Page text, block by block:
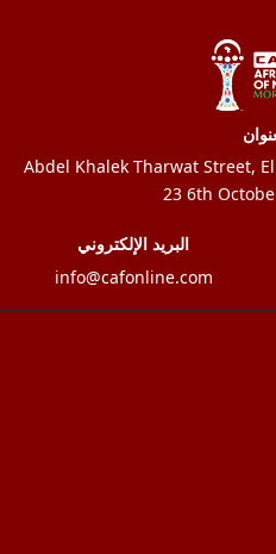
3 Abdel Khalek Tharwat Street,
23 6th
البريد الإلكتروني
info@cafonline.com